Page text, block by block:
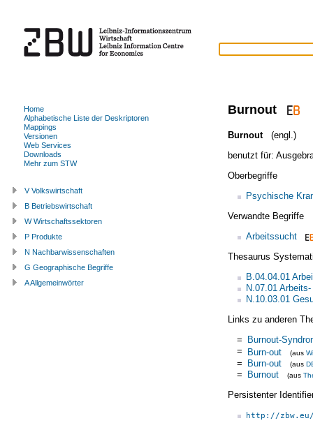
Burnout
Burnout
(engl.)
benutzt für:
Oberbegriffe
Psychische
Verwandte Begriffe
Arbeitssucht
Thesaurus
B.04.04.01
N.07.01
N.10.03.01
Links zu anderen
= Burnout-
= Burn-out (aus
= Burn-out (aus
= Burnout (aus
Persistenter
http://
Home
Alphabetische Liste der Deskriptoren
Mappings
Versionen
Web Services
Downloads
Mehr zum STW
V Volkswirtschaft
B Betriebswirtschaft
W Wirtschaftssektoren
P Produkte
N Nachbarwissenschaften
G Geographische Begriffe
A Allgemeinwörter